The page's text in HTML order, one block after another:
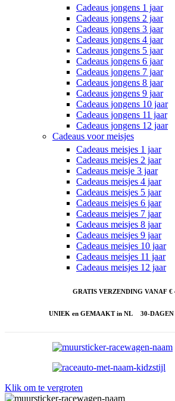
Cadeaus jongens 1 jaar
Cadeaus jongens 2 jaar
Cadeaus jongens 3 jaar
Cadeaus jongens 4 jaar
Cadeaus jongens 5 jaar
Cadeaus jongens 6 jaar
Cadeaus jongens 7 jaar
Cadeaus jongens 8 jaar
Cadeaus jongens 9 jaar
Cadeaus jongens 10 jaar
Cadeaus jongens 11 jaar
Cadeaus jongens 12 jaar
Cadeaus voor meisjes
Cadeaus meisjes 1 jaar
Cadeaus meisjes 2 jaar
Cadeaus meisje 3 jaar
Cadeaus meisjes 4 jaar
Cadeaus meisjes 5 jaar
Cadeaus meisjes 6 jaar
Cadeaus meisjes 7 jaar
Cadeaus meisjes 8 jaar
Cadeaus meisjes 9 jaar
Cadeaus meisjes 10 jaar
Cadeaus meisjes 11 jaar
Cadeaus meisjes 12 jaar
GRATIS VERZENDING VANAF €
UNIEK en GEMAAKT in NL 30-
Klik om te vergroten